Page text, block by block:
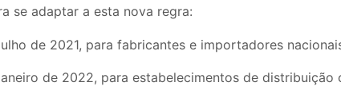
se adaptar a esta nova regra:
de 2021, para fabricantes e importadores
de 2022, para estabelecimentos de distribuição